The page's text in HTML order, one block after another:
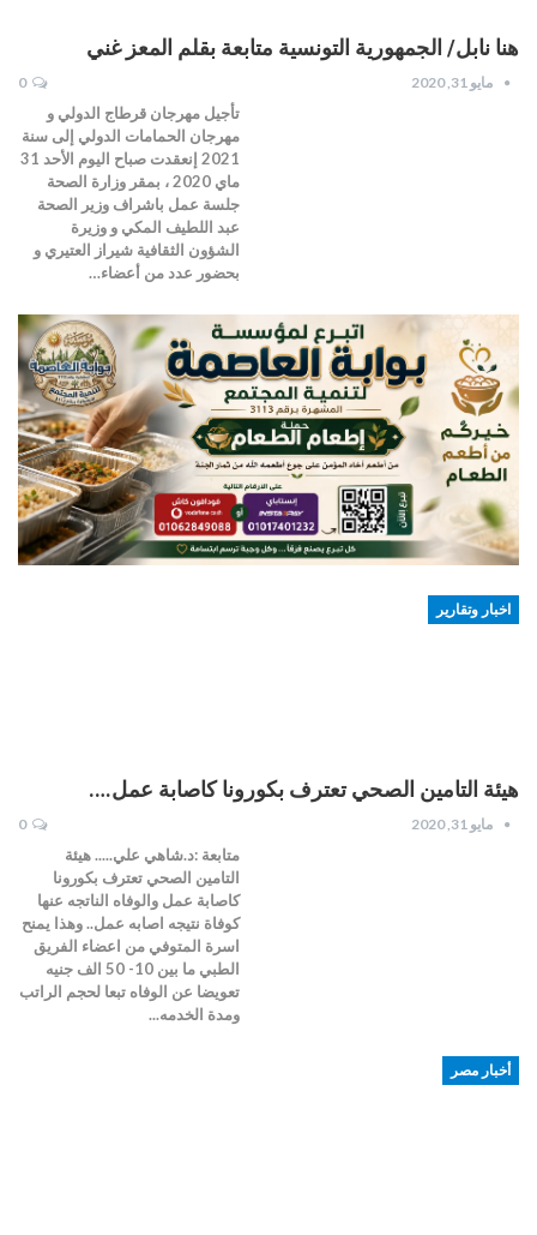
هنا نابل/ الجمهورية التونسية متابعة بقلم المعز غني
مايو 31, 2020 0
تأجيل مهرجان قرطاج الدولي و
مهرجان الحمامات الدولي إلى سنة
2021 إنعقدت صباح اليوم الأحد 31
ماي 2020 ، بمقر وزارة الصحة
جلسة عمل باشراف وزير الصحة
عبد اللطيف المكي و وزيرة
الشؤون الثقافية شيراز العتيري و
بحضور عدد من أعضاء…
اخبار وتقارير
هيئة التامين الصحي تعترف بكورونا كاصابة عمل….
مايو 31, 2020 0
متابعة :د.شاهي علي..... هيئة
التامين الصحي تعترف بكورونا
كاصابة عمل والوفاه الناتجه عنها
كوفاة نتيجه اصابه عمل.. وهذا يمنح
اسرة المتوفي من اعضاء الفريق
الطبي ما بين 10- 50 الف جنيه
تعويضا عن الوفاه تبعا لحجم الراتب
ومدة الخدمه...
أخبار مصر